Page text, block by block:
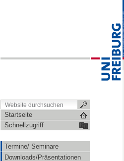
Startseite
Schnellzugriff
Termine/ Seminare
Downloads/Präsentationen